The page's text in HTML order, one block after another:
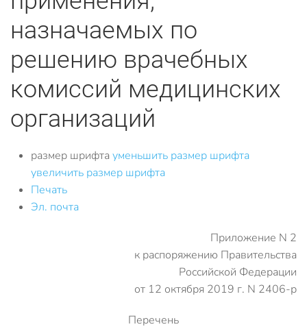
назначаемых по
решению врачебных
комиссий медицинских
организаций
размер шрифтауменьшить размер шрифта
увеличить размер шрифта
Печать
Эл. почта
Приложение N 2
к распоряжению Правительства
Российской Федерации
от 12 октября 2019 г. N 2406-р
Перечень